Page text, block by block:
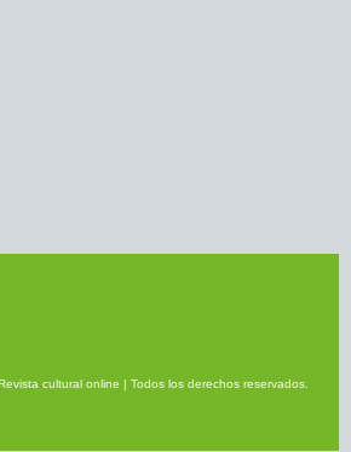
cultural online | Todos los derechos reservados.